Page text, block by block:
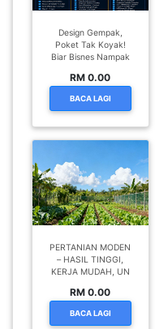
Design Gempak,
Poket Tak Koyak!
Biar Bisnes Nampak
RM 0.00
BACA LAGI
PERTANIAN MODEN
– HASIL TINGGI,
KERJA MUDAH, UN
RM 0.00
BACA LAGI